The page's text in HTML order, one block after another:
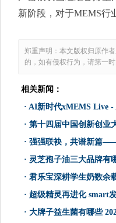
新阶段，对于MEMS行
郑重声明：本文版权归原作
的，如有侵权行为，请第一
相关新闻：
· AI新时代xMEMS Live -
· 第十四届中国创新创业大赛
· 强强联袂，共谱新篇
· 灵芝孢子油三大品牌有
· 君乐宝深耕学生奶数余
· 超级精灵再进化 smart发
· 大牌子益生菌有哪些